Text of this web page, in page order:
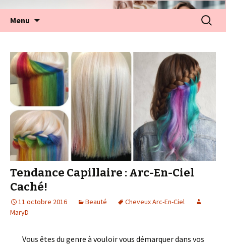
Menu
Tendance Capillaire : Arc-En-Ciel
Caché!
11 octobre 2016 Beauté
Cheveux Arc-En-Ciel
MaryD
Vous êtes du genre à vouloir vous démarquer dans vos